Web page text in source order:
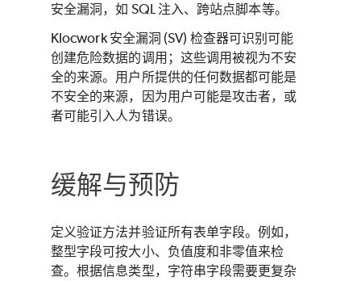
安全漏洞，如 SQL 注入、跨站点脚本等。
Klocwork安全漏洞 (SV) 检查器可识别可能
创建危险数据的调用；这些调用被视为不安
全的来源。用户所提供的任何数据都可能是
不安全的来源，因为用户可能是攻击者，或
者可能引入人为错误。
缓解与预防
定义验证方法并验证所有表单字段。例如，
整型字段可按大小、负值度和非零值来检
查。根据信息类型，字符串字段需要更复杂